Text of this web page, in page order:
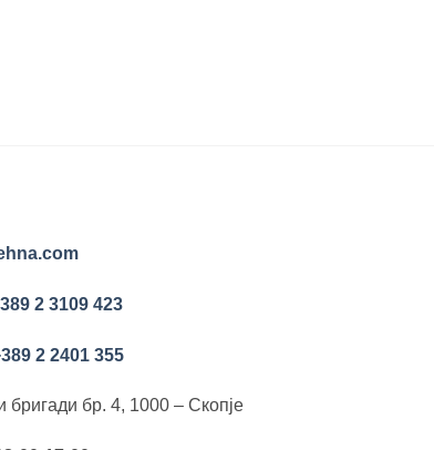
2 3109 423
2 2401 355
бр. 4, 1000 – Скопје